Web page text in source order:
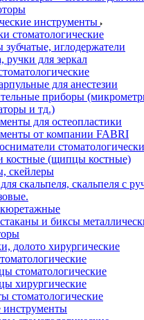
инструменты
стоматологические
иглодержатели
ручки для зеркал
для анестезии
приборы
и тд.)
для остеопластики
от компании FABRI
костные (щипцы костные)
скейлеры
скальпеля, скальпеля с
и биксы
долото хирургические
стоматологические
хирургические
стоматологические
инструменты